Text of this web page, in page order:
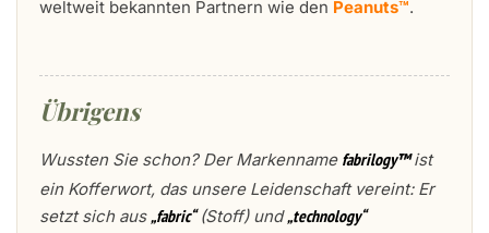
weltweit bekannten Partnern wie den Peanuts™.
Übrigens
Wussten Sie schon? Der Markenname fabrilogy™ist
ein Kofferwort, das unsere Leidenschaft vereint: Er
setzt sich aus„fabric“(Stoff) und„technology“